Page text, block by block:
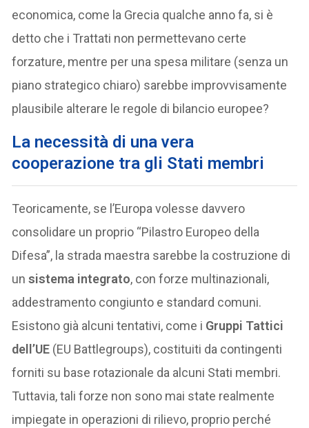
economica, come la Grecia qualche anno fa, si è
detto che i Trattati non permettevano certe
forzature, mentre per una spesa militare (senza un
piano strategico chiaro) sarebbe improvvisamente
plausibile alterare le regole di bilancio europee?
La necessità di una vera
cooperazione tra gli Stati membri
Teoricamente, se l’Europa volesse davvero
consolidare un proprio “Pilastro Europeo della
Difesa”, la strada maestra sarebbe la costruzione di
unsistema integrato, con forze multinazionali,
addestramento congiunto e standard comuni.
Esistono già alcuni tentativi, come i Gruppi Tattici
dell’UE (EU Battlegroups), costituiti da contingenti
forniti su base rotazionale da alcuni Stati membri.
Tuttavia, tali forze non sono mai state realmente
impiegate in operazioni di rilievo, proprio perché